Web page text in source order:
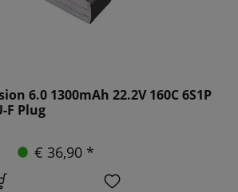
6.0 1300mAh 22.2V 160C 6S1P
F Plug
€ 36,90 *